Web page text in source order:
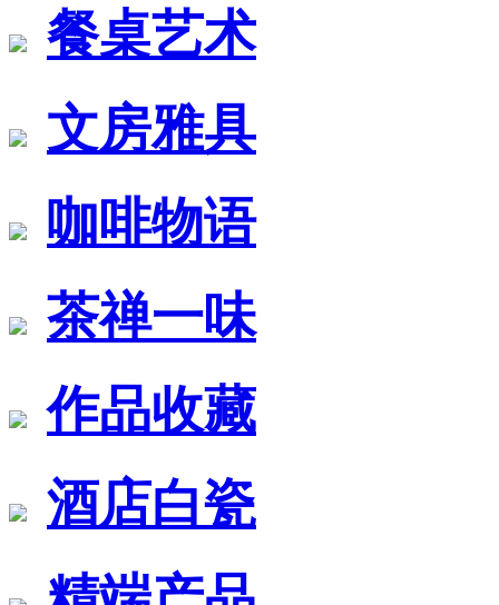
餐桌艺术
文房雅具
咖啡物语
茶禅一味
作品收藏
酒店白瓷